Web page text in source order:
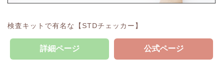
検査キットで有名な【STDチェッカー】
詳細ページ 公式ページ